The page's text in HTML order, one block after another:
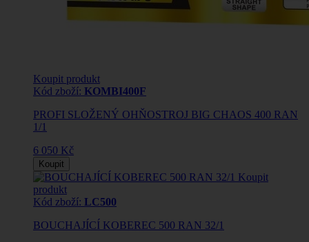
Koupit produkt
Kód zboží: KOMBI400F
PROFI SLOŽENÝ OHŇOSTROJ BIG CHAOS 400 RAN
1/1
6 050 Kč
Koupit
Koupit
produkt
Kód zboží: LC500
BOUCHAJÍCÍ KOBEREC 500 RAN 32/1